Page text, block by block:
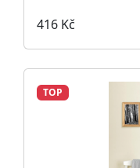
416 Kč
TOP